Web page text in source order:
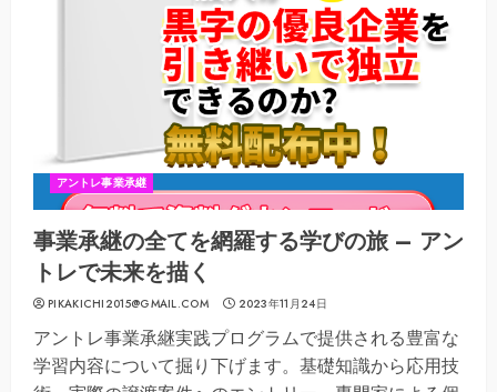
アントレ事業承継
事業承継の全てを網羅する学びの旅 – アン
トレで未来を描く
PIKAKICHI2015@GMAIL.COM 2023年11月24日
アントレ事業承継実践プログラムで提供される豊富な
学習内容について掘り下げます。基礎知識から応用技